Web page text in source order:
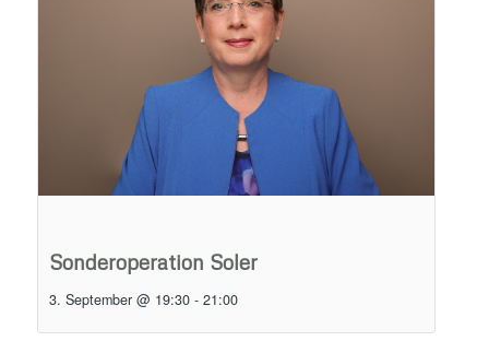
Sonderoperation Soler
3. September @ 19:30 - 21:00